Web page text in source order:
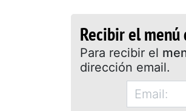
Recibir el menú
Para recibir el
dirección email.